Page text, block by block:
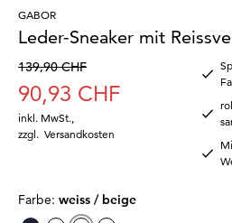
GABOR
Leder-Sneaker mit
139,90 CHF
90,93 CHF
inkl. MwSt.
zzgl. Versandkosten
Farbe: weiss / beige